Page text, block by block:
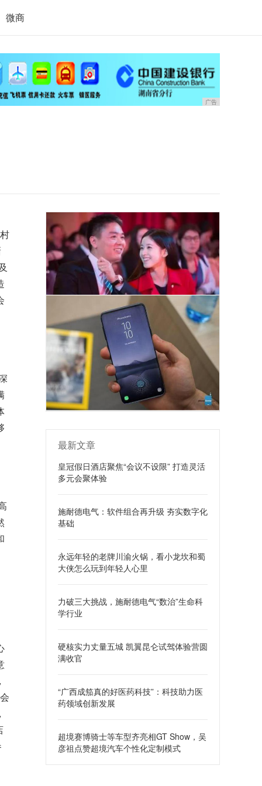
微商
广告
最新文章
皇冠假日酒店聚焦“会议不设限” 打造灵活
多元会聚体验
施耐德电气：软件组合再升级 夯实数字化
基础
永远年轻的老牌川渝火锅，看小龙坎和蜀
大侠怎么玩到年轻人心里
力破三大挑战，施耐德电气“数治”生命科
学行业
硬核实力丈量五城 凯翼昆仑试驾体验营圆
满收官
“广西成笳真的好医药科技”：科技助力医
药领域创新发展
超境赛博骑士等车型齐亮相GT Show，吴
彦祖点赞超境汽车个性化定制模式